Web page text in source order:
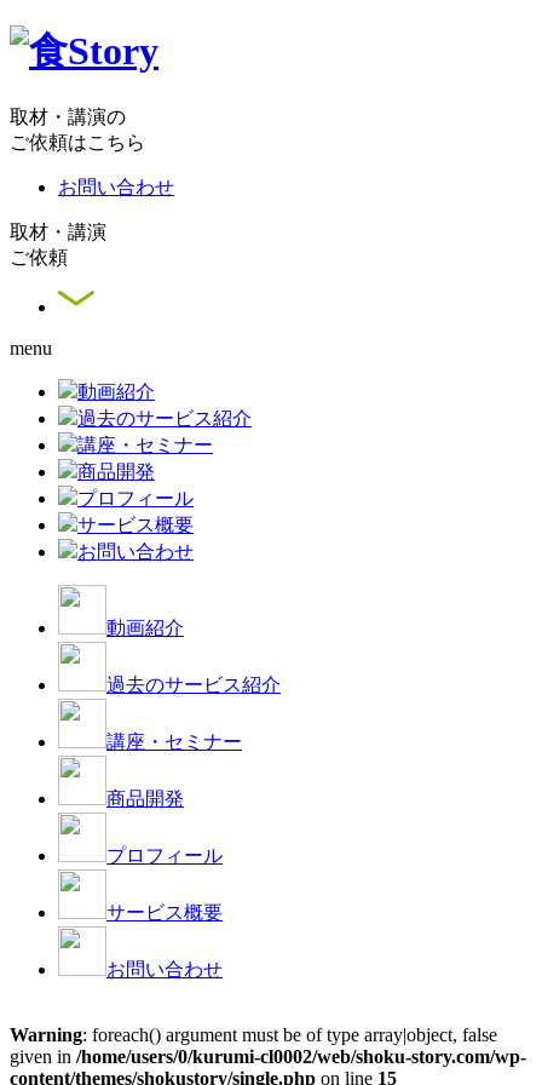
取材・講演の
ご依頼はこちら
お問い合わせ
取材・講演
ご依頼
menu
動画紹介
過去のサービス紹介
講座・セミナー
商品開発
プロフィール
サービス概要
お問い合わせ
動画紹介
過去のサービス紹介
講座・セミナー
商品開発
プロフィール
サービス概要
お問い合わせ
Warning: foreach() argument must be of type array|object, false
given in /home/users/0/kurumi-cl0002/web/shoku-story.com/wp-
content/themes/shokustory/single.php on line 15